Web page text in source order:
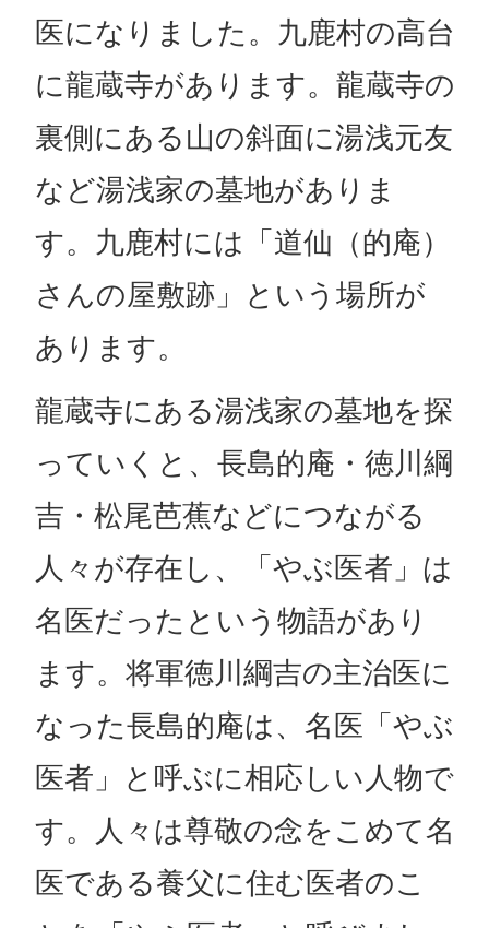
医になりました。九鹿村の高台
に龍蔵寺があります。龍蔵寺の
裏側にある山の斜面に湯浅元友
など湯浅家の墓地がありま
す。九鹿村には「道仙（的庵）
さんの屋敷跡」という場所が
あります。
龍蔵寺にある湯浅家の墓地を探
っていくと、長島的庵・徳川綱
吉・松尾芭蕉などにつながる
人々が存在し、「やぶ医者」は
名医だったという物語があり
ます。将軍徳川綱吉の主治医に
なった長島的庵は、名医「やぶ
医者」と呼ぶに相応しい人物で
す。人々は尊敬の念をこめて名
医である養父に住む医者のこ